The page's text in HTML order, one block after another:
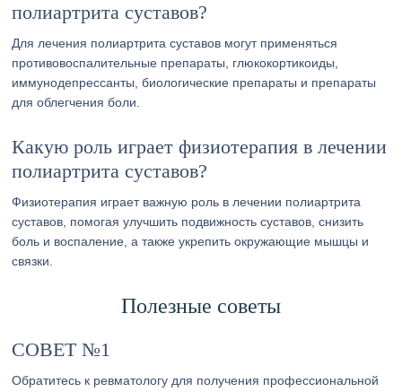
полиартрита суставов?
Для лечения полиартрита суставов могут применяться
противовоспалительные препараты, глюкокортикоиды,
иммунодепрессанты, биологические препараты и препараты
для облегчения боли.
Какую роль играет физиотерапия в лечении
полиартрита суставов?
Физиотерапия играет важную роль в лечении полиартрита
суставов, помогая улучшить подвижность суставов, снизить
боль и воспаление, а также укрепить окружающие мышцы и
связки.
Полезные советы
СОВЕТ №1
Обратитесь к ревматологу для получения профессиональной